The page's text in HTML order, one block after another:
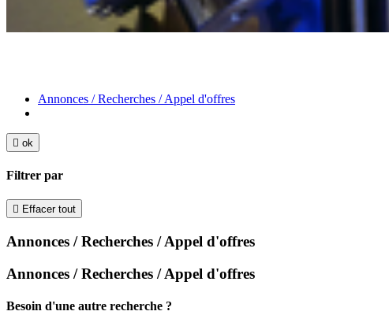
Annonces / Recherches / Appel d'offres
 ok
Filtrer par
 Effacer tout
Annonces / Recherches / Appel d'offres
Annonces / Recherches / Appel d'offres
Besoin d'une autre recherche ?